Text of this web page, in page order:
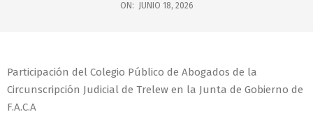
ON: JUNIO 18, 2026
Participación del Colegio Público de Abogados de la
Circunscripción Judicial de Trelew en la Junta de Gobierno de
F.A.C.A